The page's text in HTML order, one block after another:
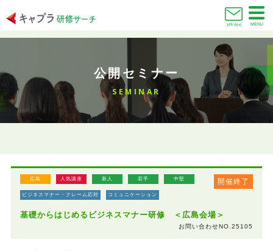
お問い合わせ MENU
公開セミナー
SEMINAR
開催終了
広島 人気講座 新人 若手 中堅
ビジネスマナー・クレーム応対 コミュニケーション
基礎からはじめるビジネスマナー研修 ＜広島会場＞
お問い合わせNO.25105